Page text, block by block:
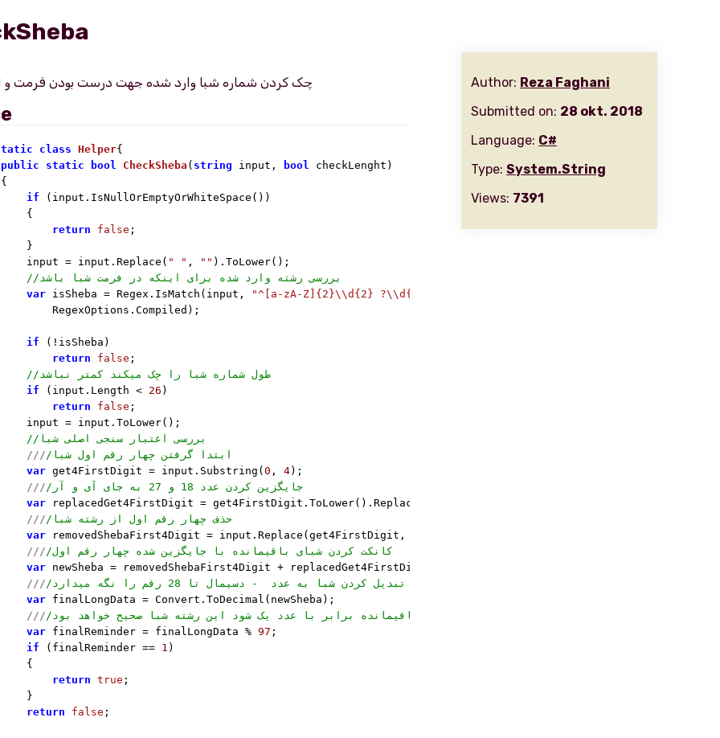
class Helper{
public
static bool CheckSheba ( string input, bool checkLenght )
if (input.IsNullOrEmptyOrWhiteSpace())
{
return
false ;
}
input = input.Replace(
" " , "" ).ToLower();
//بررسی رشته وارد شده برای اینکه در فرمت شبا باشد
var isSheba = Regex.IsMatch(input, "^[a-zA-Z]{2}\\d{2} ?\\d{4} ?\\d{4} ?\\d{4} ?\\d{4} ?[\\d]{0,2}"
RegexOptions.Compiled);
if (!isSheba)
return
false ;
//طول شماره شبا را چک میکند کمتر نباشد
if (input.Length < 26 )
return
false ;
input = input.ToLower();
//بررسی اعتبار سنجی اصلی شبا
///
/ابتدا گرفتن چهار رقم اول شبا
var get4FirstDigit = input.Substring(0 , 4);
///
/جایگزین کردن عدد 18 و 27 به جای آی و آر
var replacedGet4FirstDigit = get4FirstDigit.ToLower().Replace(
///
/حذف چهار رقم اول از رشته شبا
var removedShebaFirst4Digit = input.Replace(get4FirstDigit,
/// /کانکت کردن شبای باقیمانده با جایگزین شده چهار رقم اول
var newSheba = removedShebaFirst4Digit + replacedGet4FirstDigit;
///
/تبدیل کردن شبا به عدد  - دسیمال تا 28 رقم را نگه میدارد
var finalLongData = Convert.ToDecimal(newSheba);
///
var finalReminder = finalLongData % 97 ;
if (finalReminder == 1 )
{
return true ;
}
return
false ;
Author: Reza Faghani
Submitted on: 28 okt. 2018
Language: C#
Type: System.String
Views: 7391